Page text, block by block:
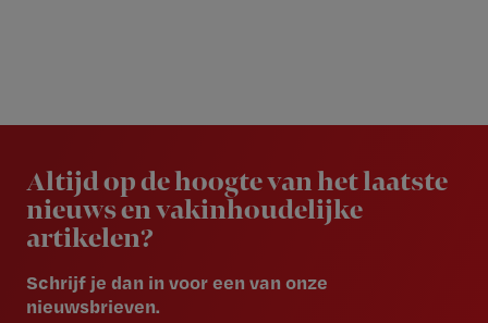
Altijd op de hoogte van het laatste
nieuws en vakinhoudelijke
artikelen?
Schrijf je dan in voor een van onze
nieuwsbrieven.